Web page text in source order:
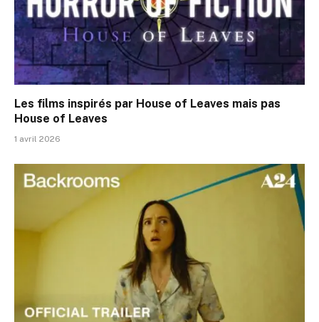
Les films inspirés par House of Leaves mais pas
House of Leaves
1 avril 2026